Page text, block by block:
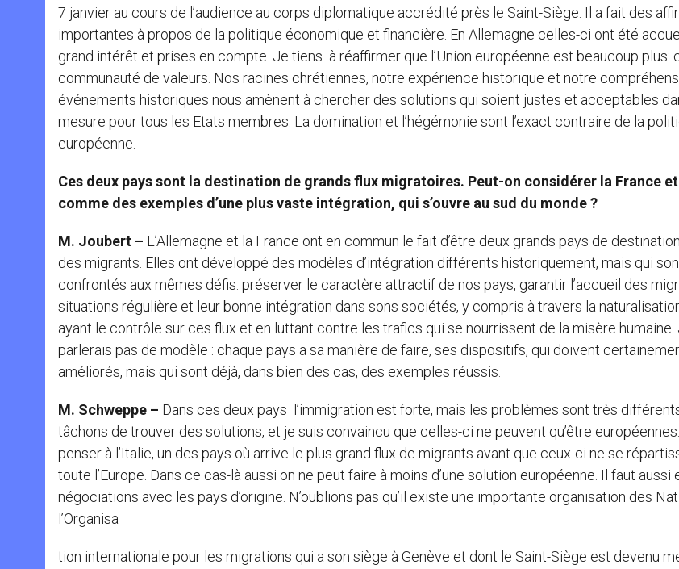
7 janvier au cours de l’audience au corps diplomatique accrédité près le Saint-Siège. Il a fait des
importantes à propos de la politique économique et financière. En Allemagne celles-ci ont été
grand intérêt et prises en compte. Je tiens à réaffirmer que l’Union européenne est beaucoup plus:
communauté de valeurs. Nos racines chrétiennes, notre expérience historique et notre
événements historiques nous amènent à chercher des solutions qui soient justes et acceptables
mesure pour tous les Etats membres. La domination et l’hégémonie sont l’exact contraire de la
européenne.
Ces deux pays sont la destination de grands flux migratoires. Peut-on considérer la France et
comme des exemples d’une plus vaste intégration, qui s’ouvre au sud du monde ?
M. Joubert – L’Allemagne et la France ont en commun le fait d’être deux grands pays de
des migrants. Elles ont développé des modèles d’intégration différents historiquement, mais qui
confrontés aux mêmes défis: préserver le caractère attractif de nos pays, garantir l’accueil des
situations régulière et leur bonne intégration dans sons sociétés, y compris à travers la
ayant le contrôle sur ces flux et en luttant contre les trafics qui se nourrissent de la misère humaine.
parlerais pas de modèle : chaque pays a sa manière de faire, ses dispositifs, qui doivent
améliorés, mais qui sont déjà, dans bien des cas, des exemples réussis.
M. Schweppe – Dans ces deux pays l’immigration est forte, mais les problèmes sont très
tâchons de trouver des solutions, et je suis convaincu que celles-ci ne peuvent qu’être
penser à l’Italie, un des pays où arrive le plus grand flux de migrants avant que ceux-ci ne se
toute l’Europe. Dans ce cas-là aussi on ne peut faire à moins d’une solution européenne. Il faut aussi
négociations avec les pays d’origine. N’oublions pas qu’il existe une importante organisation des
l’Organisa
tion internationale pour les migrations qui a son siège à Genève et dont le Saint-Siège est devenu